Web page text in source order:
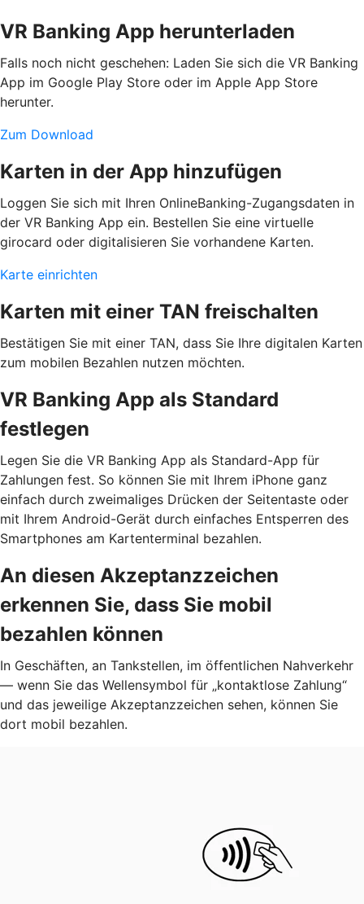
VR Banking App herunterladen
Falls noch nicht geschehen: Laden Sie sich die VR Banking
App im Google Play Store oder im Apple App Store
herunter.
Zum Download
Karten in der App hinzufügen
Loggen Sie sich mit Ihren OnlineBanking-Zugangsdaten in
der VR Banking App ein. Bestellen Sie eine virtuelle
girocard oder digitalisieren Sie vorhandene Karten.
Karte einrichten
Karten mit einer TAN freischalten
Bestätigen Sie mit einer TAN, dass Sie Ihre digitalen Karten
zum mobilen Bezahlen nutzen möchten.
VR Banking App als Standard
festlegen
Legen Sie die VR Banking App als Standard-App für
Zahlungen fest. So können Sie mit Ihrem iPhone ganz
einfach durch zweimaliges Drücken der Seitentaste oder
mit Ihrem Android-Gerät durch einfaches Entsperren des
Smartphones am Kartenterminal bezahlen.
An diesen Akzeptanzzeichen
erkennen Sie, dass Sie mobil
bezahlen können
In Geschäften, an Tankstellen, im öffentlichen Nahverkehr
— wenn Sie das Wellensymbol für „kontaktlose Zahlung“
und das jeweilige Akzeptanzzeichen sehen, können Sie
dort mobil bezahlen.